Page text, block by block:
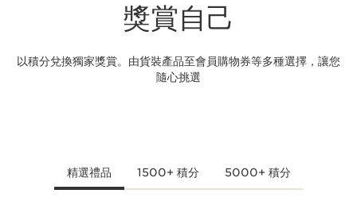
獎賞自己
以積分兌換獨家獎賞。由貨裝產品至會員購物券等多種選擇，讓您
隨心挑選
精選禮品 1500+ 積分 5000+ 積分